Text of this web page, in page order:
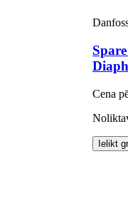
Cena
Ielikt